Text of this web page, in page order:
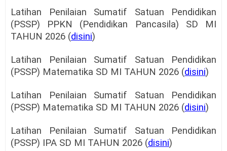
Latihan Penilaian Sumatif Satuan Pendidikan
(PSSP) PPKN (Pendidikan Pancasila) SD MI
TAHUN 2026 (disini)
Latihan Penilaian Sumatif Satuan Pendidikan
(PSSP) Matematika SD MI TAHUN 2026 (disini)
Latihan Penilaian Sumatif Satuan Pendidikan
(PSSP) Matematika SD MI TAHUN 2026 (disini)
Latihan Penilaian Sumatif Satuan Pendidikan
(PSSP) IPA SD MI TAHUN 2026 (disini)